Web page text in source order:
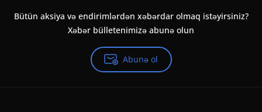
Bütün aksiya və endirimlərdən xəbərdar olmaq istəyirsiniz?
Xəbər bülletenimizə abunə olun
Abunə ol